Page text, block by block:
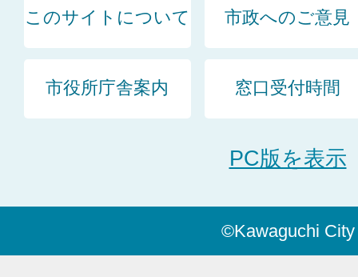
このサイトについて 市政へのご意見
市役所庁舎案内 窓口受付時間
PC版を表示
©Kawaguchi City